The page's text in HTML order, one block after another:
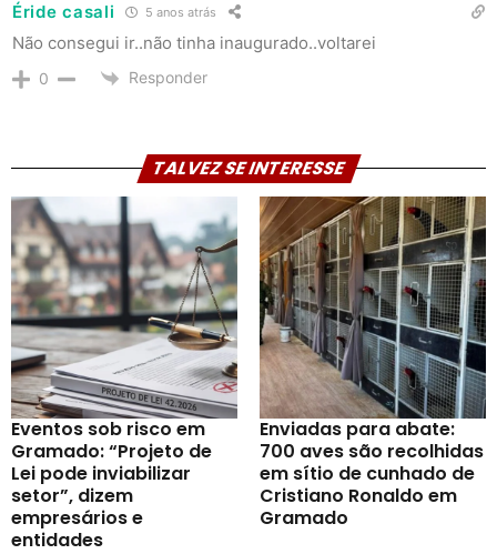
Éride casali 5 anos atrás
Não consegui ir..não tinha inaugurado..voltarei
0 Responder
TALVEZ SE INTERESSE
Eventos sob risco em
Gramado: “Projeto de
Lei pode inviabilizar
setor”, dizem
empresários e
entidades
Enviadas para abate:
700 aves são recolhidas
em sítio de cunhado de
Cristiano Ronaldo em
Gramado